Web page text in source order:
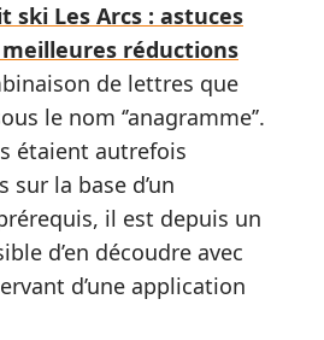
ski Les Arcs : astuces
réductions
de lettres que
le nom ‘’anagramme’’.
étaient autrefois
la base d’un
il est depuis un
d’en découdre avec
d’une application